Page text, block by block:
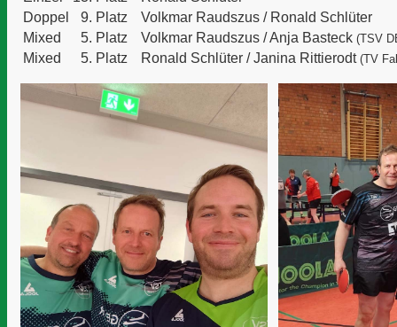
Doppel
9. Platz Volkmar Raudszus / Ronald Schlüter
Mixed
5. Platz Volkmar Raudszus /Anja Basteck (TSV
Mixed 5. Platz Ronald Schlüter /Janina Rittierodt (TV